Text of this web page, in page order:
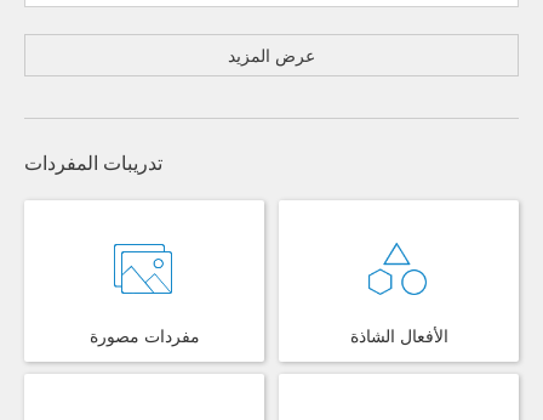
عرض المزيد
تدريبات المفردات
مفردات مصورة الأفعال الشاذة